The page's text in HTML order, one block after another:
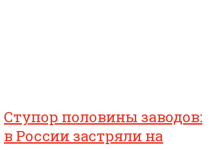
Ступор половины заводов:
в России застряли на